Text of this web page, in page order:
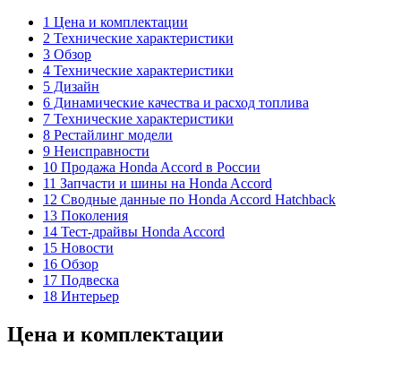
1 Цена и комплектации
2 Технические характеристики
3 Обзор
4 Технические характеристики
5 Дизайн
6 Динамические качества и расход топлива
7 Технические характеристики
8 Рестайлинг модели
9 Неисправности
10 Продажа Honda Accord в России
11 Запчасти и шины на Honda Accord
12 Сводные данные по Honda Accord Hatchback
13 Поколения
14 Тест-драйвы Honda Accord
15 Новости
16 Обзор
17 Подвеска
18 Интерьер
Цена и комплектации